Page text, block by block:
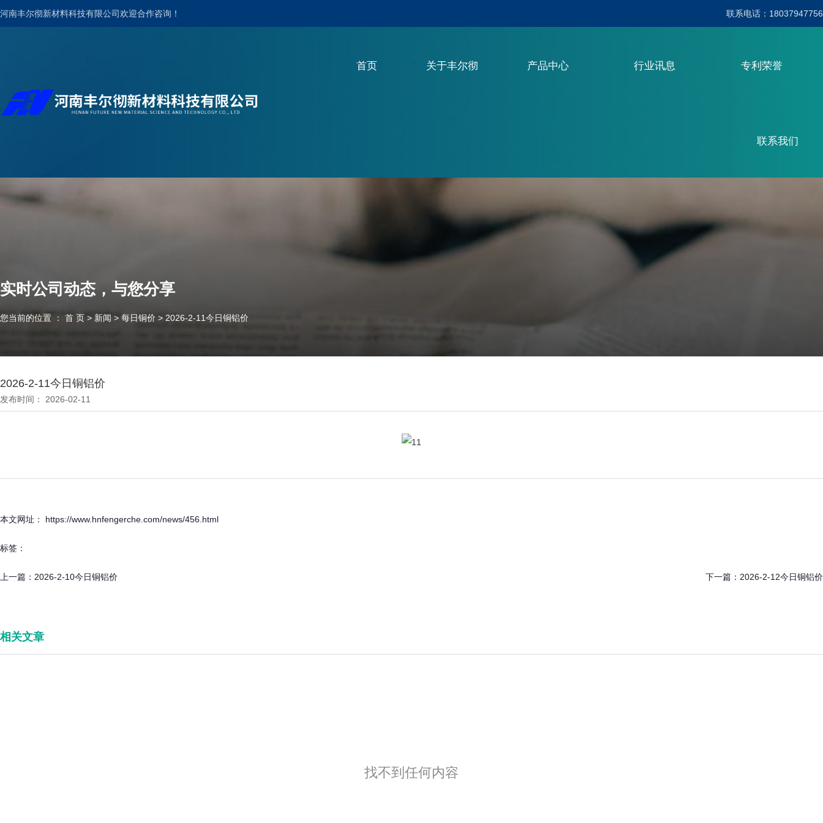
河南丰尔彻新材料科技有限公司欢迎合作咨询！ 联系电话：18037947756
首页 关于丰尔彻 产品中心 行业讯息 专利荣誉
联系我们
实时公司动态，与您分享
您当前的位置 ： 首 页 > 新闻 > 每日铜价 > 2026-2-11今日铜铝价
2026-2-11今日铜铝价
发布时间： 2026-02-11
本文网址： https://www.hnfengerche.com/news/456.html
标签：
上一篇： 2026-2-10今日铜铝价 下一篇： 2026-2-12今日铜铝价
相关文章
找不到任何内容